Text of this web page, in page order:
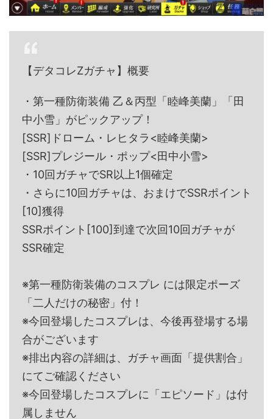
【デタコレZガチャ】概要
・第一種防衛装備 乙＆丙型「睦峰美蘭」「田
中小雪」がピックアップ！
[SSR]ドローム・レヒタラ<睦峰美蘭>
[SSR]プレジール・ポップ<田中小雪>
・10回ガチャでSR以上1個確定
・さらに10回ガチャは、おまけでSSRポイント
[10]獲得
SSRポイント[100]到達で次回10回ガチャが
SSR確定
※第一種防衛装備のコスプレ には限定ポーズ
「二人だけの秘密」付！
※今回登場したコスプレは、今後再登場する場
合がございます
※排出内容の詳細は、ガチャ画面「提供割合」
にてご確認ください
※今回登場したコスプレに「エピソード」は付
属しません